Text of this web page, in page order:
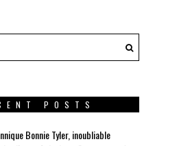
POSTS
Bonnie Tyler, inoubliable